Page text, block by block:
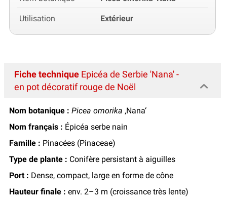
Utilisation Extérieur
Fiche technique Epicéa de Serbie 'Nana' -
en pot décoratif rouge de Noël
Nom botanique : Picea omorika ‚Nana‘
Nom français : Épicéa serbe nain
Famille : Pinacées (Pinaceae)
Type de plante : Conifère persistant à aiguilles
Port : Dense, compact, large en forme de cône
Hauteur finale : env. 2–3 m (croissance très lente)